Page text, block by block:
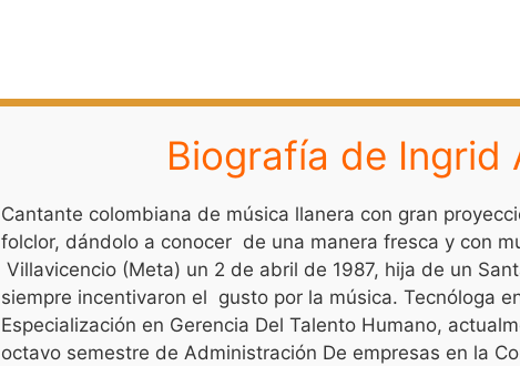
Biografía de Ingrid
Cantante colombiana de música llanera con gran
folclor, dándolo a conocer de una manera fresca y con
Villavicencio (Meta) un 2 de abril de 1987, hija de un
siempre incentivaron el gusto por la música. Tecnóloga
Especialización en Gerencia Del Talento Humano,
octavo semestre de Administración De empresas en la